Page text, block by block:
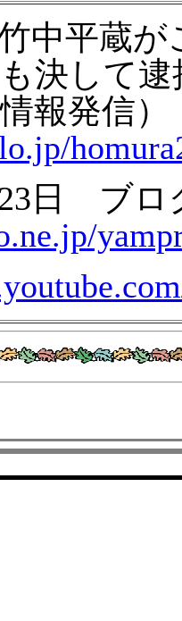
中平蔵が
決して
報発信）
日 ブロ